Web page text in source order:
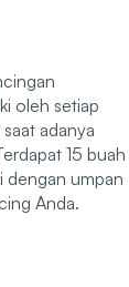
oleh setiap
adanya
15 buah
dengan umpan
Anda.